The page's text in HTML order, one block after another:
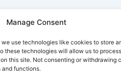
Manage Consent
use technologies like cookies to store
these technologies will allow us to
this site. Not consenting or withdrawing
functions.